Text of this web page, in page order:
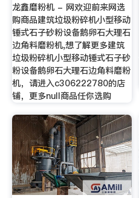
龙鑫磨粉机 - 网欢迎前来网选
购商品建筑垃圾粉碎机小型移动
锤式石子砂粉设备鹅卵石大理石
边角料磨粉机,想了解更多建筑
垃圾粉碎机小型移动锤式石子砂
粉设备鹅卵石大理石边角料磨粉
机，请进入c306222780的店
铺，更多null商品任你选购